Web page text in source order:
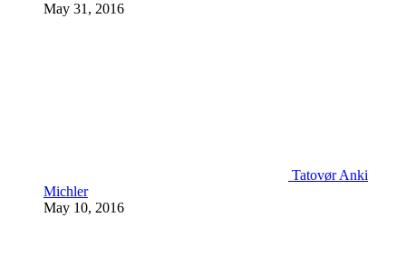
May 31, 2016
Tatovør Anki
Michler
May 10, 2016